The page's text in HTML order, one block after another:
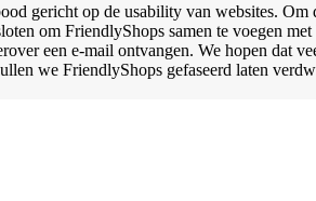
gericht op de usability van websites.
om FriendlyShops samen te voegen
een e-mail ontvangen. We hopen dat
we FriendlyShops gefaseerd laten